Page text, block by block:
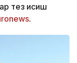
тез исиш
.